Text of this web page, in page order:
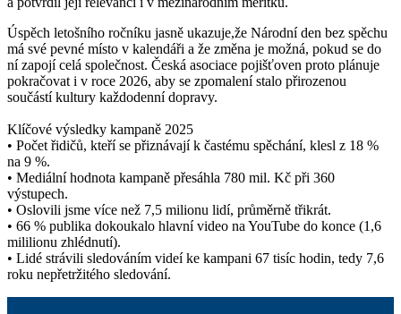
Úspěch letošního ročníku jasně ukazuje,že Národní den bez spěchu
má své pevné místo v kalendáři a že změna je možná, pokud se do
ní zapojí celá společnost. Česká asociace pojišťoven proto plánuje
pokračovat i v roce 2026, aby se zpomalení stalo přirozenou
součástí kultury každodenní dopravy.
Klíčové výsledky kampaně 2025
• Počet řidičů, kteří se přiznávají k častému spěchání, klesl z 18 %
na 9 %.
• Mediální hodnota kampaně přesáhla 780 mil. Kč při 360
výstupech.
• Oslovili jsme více než 7,5 milionu lidí, průměrně třikrát.
• 66 % publika dokoukalo hlavní video na YouTube do konce (1,6
mililionu zhlédnutí).
• Lidé strávili sledováním videí ke kampani 67 tisíc hodin, tedy 7,6
roku nepřetržitého sledování.